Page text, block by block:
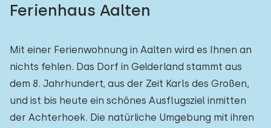
Ferienhaus Aalten
Mit einer Ferienwohnung in Aalten wird es Ihnen an
nichts fehlen. Das Dorf in Gelderland stammt aus
dem 8. Jahrhundert, aus der Zeit Karls des Großen,
und ist bis heute ein schönes Ausflugsziel inmitten
der Achterhoek. Die natürliche Umgebung mit ihren